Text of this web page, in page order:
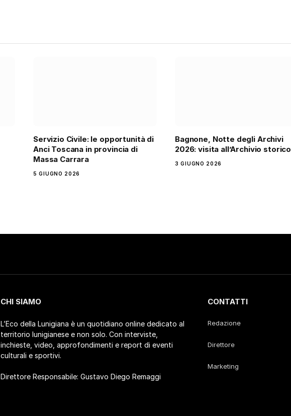
Servizio Civile: le opportunità di
Anci Toscana in provincia di
Massa Carrara
5 GIUGNO 2026
Bagnone, Notte degli Archivi
2026: visita all’Archivio storico
3 GIUGNO 2026
CHI SIAMO
L’Eco della Lunigiana è un quotidiano online dedicato al
territorio lunigianese e non solo. Con interviste,
inchieste, video, approfondimenti e report di eventi
culturali e sportivi.
Direttore Responsabile: Gustavo Diego Remaggi
CONTATTI
Redazione
Direttore
Marketing